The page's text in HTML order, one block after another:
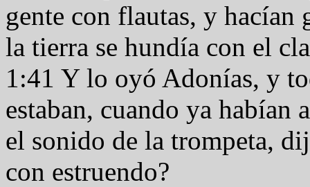
gente con flautas, y hacían
la tierra se hundía con el
1:41 Y lo oyó Adonías, y
estaban, cuando ya habían
el sonido de la trompeta,
con estruendo?